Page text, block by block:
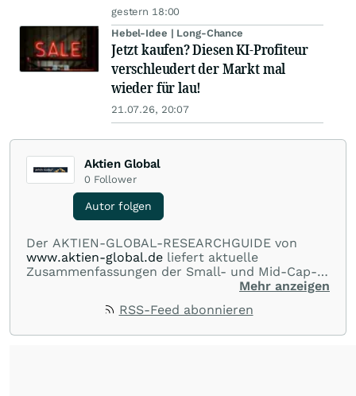
gestern 18:00
Hebel-Idee | Long-Chance
Jetzt kaufen? Diesen KI-Profiteur
verschleudert der Markt mal
wieder für lau!
21.07.26, 20:07
Aktien Global
0 Follower
Autor folgen
Der AKTIEN-GLOBAL-RESEARCHGUIDE von
www.aktien-global.de liefert aktuelle
Zusammenfassungen der Small- und Mid-Cap-
Analysen deutscher Researchhäuser und -
Berichterstattung von AKTIEN-GLOBAL reicht
Mehr anzeigen
RSS-Feed abonnieren